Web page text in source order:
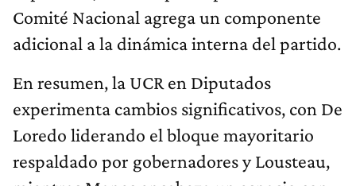
Comité Nacional agrega un componente
adicional a la dinámica interna del partido.
En resumen, la UCR en Diputados
experimenta cambios significativos, con De
Loredo liderando el bloque mayoritario
respaldado por gobernadores y Lousteau,